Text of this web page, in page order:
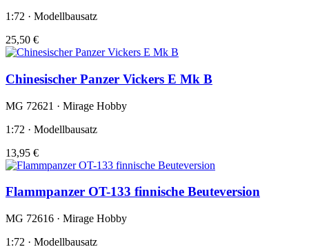
1:72 · Modellbausatz
25,50 €
Chinesischer Panzer Vickers E Mk B
MG 72621 · Mirage Hobby
1:72 · Modellbausatz
13,95 €
Flammpanzer OT-133 finnische Beuteversion
MG 72616 · Mirage Hobby
1:72 · Modellbausatz